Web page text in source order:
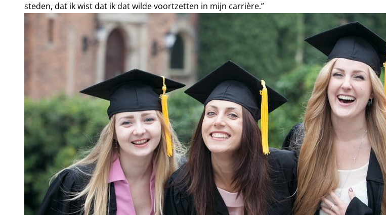
steden, dat ik wist dat ik dat wilde voortzetten in mijn carrière.”